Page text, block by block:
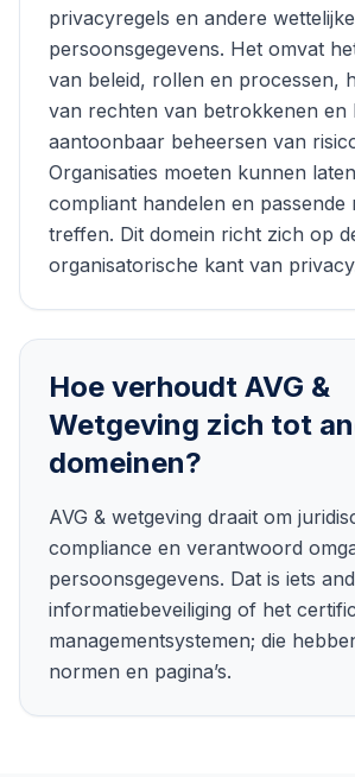
privacyregels en andere
persoonsgegevens. Het omvat
van beleid, rollen en processen,
van rechten van betrokkenen en
aantoonbaar beheersen van
Organisaties moeten kunnen
compliant handelen en passende
treffen. Dit domein richt zich op
organisatorische kant van
Hoe verhoudt AVG &
Wetgeving zich tot
domeinen?
AVG & wetgeving draait om
compliance en verantwoord
persoonsgegevens. Dat is iets
informatiebeveiliging of het
managementsystemen; die
normen en pagina’s.